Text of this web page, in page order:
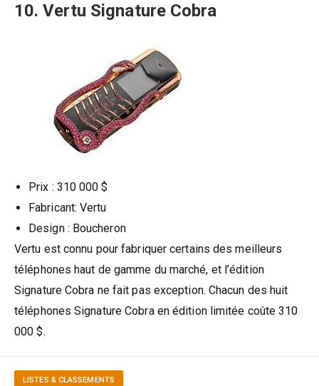
10. Vertu Signature Cobra
Prix : 310 000 $
Fabricant: Vertu
Design : Boucheron
Vertu est connu pour fabriquer certains des meilleurs
téléphones haut de gamme du marché, et l’édition
Signature Cobra ne fait pas exception. Chacun des huit
téléphones Signature Cobra en édition limitée coûte 310
000 $.
LISTES & CLASSEMENTS